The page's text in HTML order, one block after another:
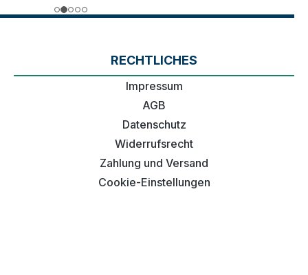
RECHTLICHES
Impressum
AGB
Datenschutz
Widerrufsrecht
Zahlung und Versand
Cookie-Einstellungen